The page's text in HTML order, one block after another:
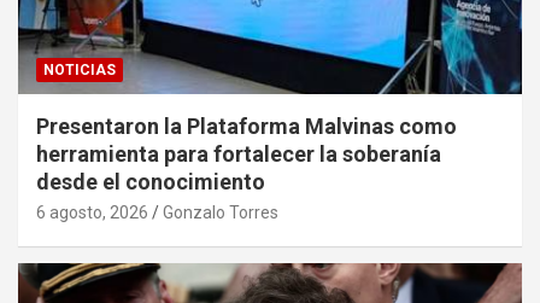
NOTICIAS
Presentaron la Plataforma Malvinas como
herramienta para fortalecer la soberanía
desde el conocimiento
6 agosto, 2026 Gonzalo Torres